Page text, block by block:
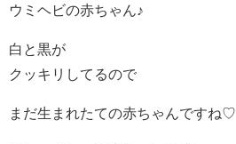
ウミヘビの赤ちゃん♪
白と黒が
クッキリしてるので
まだ生まれたての赤ちゃんですね♡